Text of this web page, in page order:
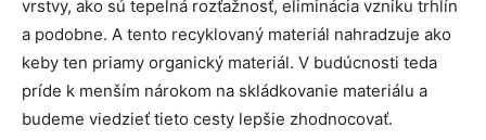
vrstvy, ako sú tepelná rozťažnosť, eliminácia vzniku trhlín
a podobne. A tento recyklovaný materiál nahradzuje ako
keby ten priamy organický materiál. V budúcnosti teda
príde k menším nárokom na skládkovanie materiálu a
budeme viedzieť tieto cesty lepšie zhodnocovať.